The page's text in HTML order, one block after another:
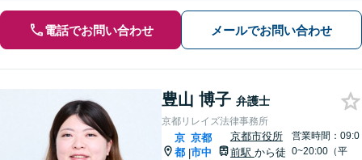
電話でお問い合わせ メールでお問い合わせ
豊山 博子 弁護士
京都リレイズ法律事務所
京
都 |
京都
市中
京都市役所
前駅 から徒
営業時間：09:0
0~20:00（平